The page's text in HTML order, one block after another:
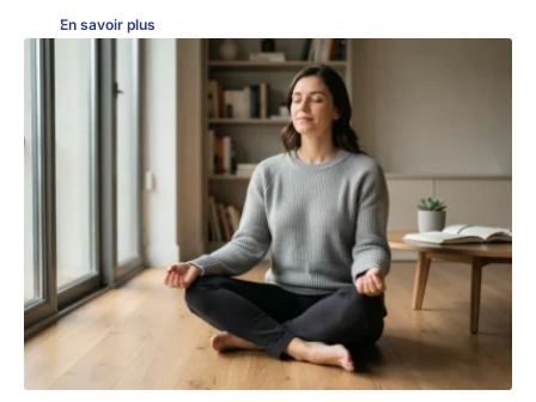
En savoir plus